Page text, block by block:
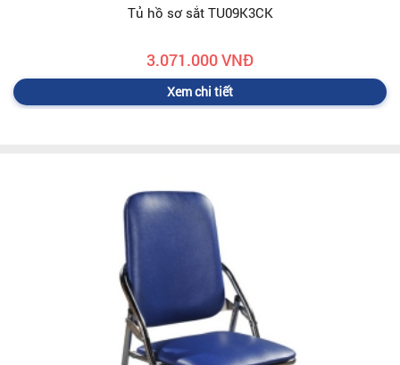
Tủ hồ sơ sắt TU09K3CK
3.071.000 VNĐ
Xem chi tiết